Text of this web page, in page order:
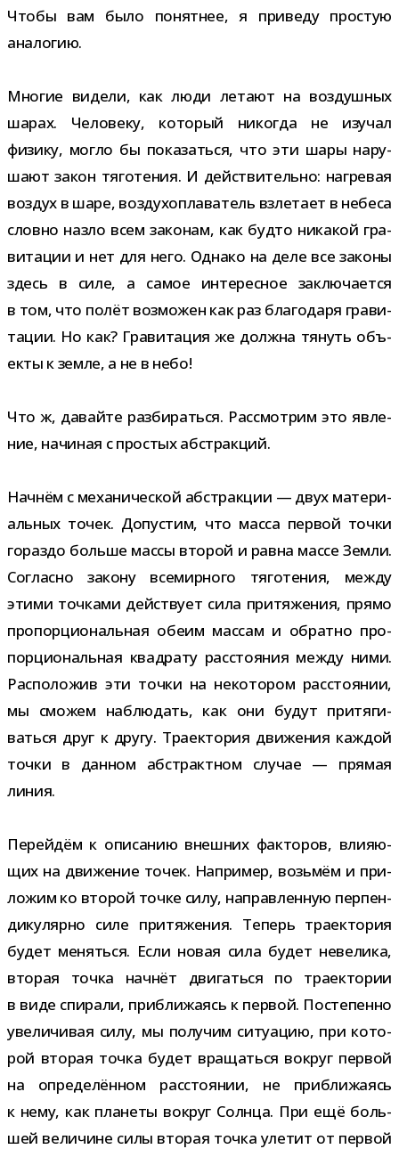
Чтобы вам было понят­нее, я при­веду про­стую
аналогию.
Многие видели, как люди летают на воз­душ­ных
шарах. Человеку, кото­рый нико­гда не изу­чал
физику, могло бы пока­заться, что эти шары нару­
шают закон тяго­те­ния. И дей­стви­тельно: нагре­вая
воз­дух в шаре, воз­ду­хо­пла­ва­тель взле­тает в небеса
словно назло всем зако­нам, как будто ника­кой гра­
ви­та­ции и нет для него. Однако на деле все законы
здесь в силе, а самое инте­рес­ное заклю­ча­ется
в том, что полёт воз­мо­жен как раз бла­го­даря гра­ви­
та­ции. Но как? Гравитация же должна тянуть объ­
екты к земле, а не в небо!
Что ж, давайте раз­би­раться. Рассмотрим это явле­
ние, начи­ная с про­стых абстракций.
Начнём с меха­ни­че­ской абстрак­ции — двух мате­ри­
аль­ных точек. Допустим, что масса пер­вой точки
гораздо больше массы вто­рой и равна массе Земли.
Согласно закону все­мир­ного тяго­те­ния, между
этими точ­ками дей­ствует сила при­тя­же­ния, прямо
про­пор­ци­о­наль­ная обеим мас­сам и обратно про­
пор­ци­о­наль­ная квад­рату рас­сто­я­ния между ними.
Расположив эти точки на неко­то­ром рас­сто­я­нии,
мы смо­жем наблю­дать, как они будут при­тя­ги­
ваться друг к другу. Траектория дви­же­ния каж­дой
точки в дан­ном абстракт­ном слу­чае — пря­мая
линия.
Перейдём к опи­са­нию внеш­них фак­то­ров, вли­я­ю­
щих на дви­же­ние точек. Например, возь­мём и при­
ло­жим ко вто­рой точке силу, направ­лен­ную пер­пен­
ди­ку­лярно силе при­тя­же­ния. Теперь тра­ек­то­рия
будет меняться. Если новая сила будет неве­лика,
вто­рая точка нач­нёт дви­гаться по тра­ек­то­рии
в виде спи­рали, при­бли­жа­ясь к пер­вой. Постепенно
уве­ли­чи­вая силу, мы полу­чим ситу­а­цию, при кото­
рой вто­рая точка будет вра­щаться вокруг пер­вой
на опре­де­лён­ном рас­сто­я­нии, не при­бли­жа­ясь
к нему, как пла­неты вокруг Солнца. При ещё боль­
шей вели­чине силы вто­рая точка уле­тит от пер­вой